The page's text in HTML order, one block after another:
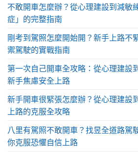
不敢開車怎麼辦？從心理建設到減敏
症」的完整指南
剛考到駕照怎麼開始開？新手上路不
禦駕駛的實戰指南
第一次自己開車全攻略：從心理建設
新手焦慮安全上路
新手開車很緊張怎麼辦？從心理建設
上路的克服全攻略
八里有駕照不敢開車？找昱全道路駕
你克服恐懼自信上路